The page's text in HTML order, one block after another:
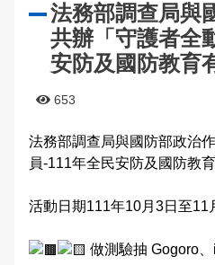
轄區概況
轄區派出所
公開徵信專區
RSS訊息中心
交通安全宣導
婦幼宣導
保防宣導
廉政指引
政府資訊公開
申辦資訊
常見問答
防空疏散避難專區
民意廣場
分局長信箱
問卷調查
警民交流留言板
影音出版品
活動相簿
影音多媒體
相關連結
網
雙
本
法務部調查局與
共辦「守護者全
安防及國防教育
653
法務部調查局與國防部政治
員-111年全民安防及國防教
活動日期111年10月3日至11
做測驗抽 Gogoro